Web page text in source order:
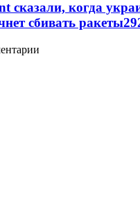
сказали, когда
сбивать ракеты